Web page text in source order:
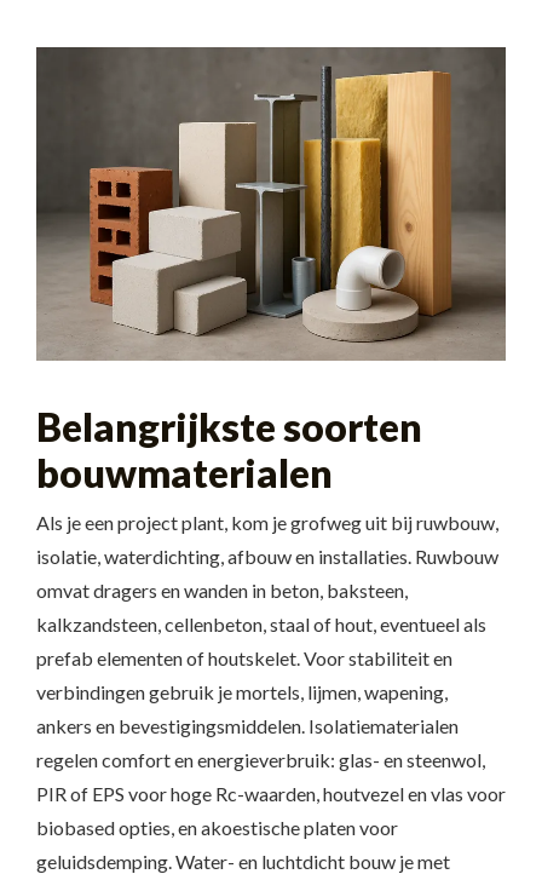
Belangrijkste soorten
bouwmaterialen
Als je een project plant, kom je grofweg uit bij ruwbouw,
isolatie, waterdichting, afbouw en installaties. Ruwbouw
omvat dragers en wanden in beton, baksteen,
kalkzandsteen, cellenbeton, staal of hout, eventueel als
prefab elementen of houtskelet. Voor stabiliteit en
verbindingen gebruik je mortels, lijmen, wapening,
ankers en bevestigingsmiddelen. Isolatiematerialen
regelen comfort en energieverbruik: glas- en steenwol,
PIR of EPS voor hoge Rc-waarden, houtvezel en vlas voor
biobased opties, en akoestische platen voor
geluidsdemping. Water- en luchtdicht bouw je met